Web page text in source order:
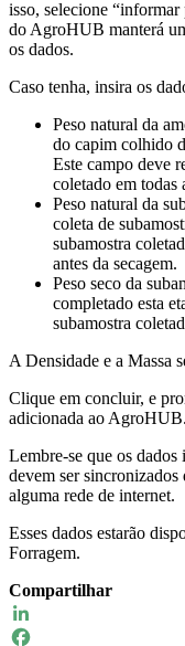
isso, selecione “informar
do AgroHUB manterá
os dados.
Caso tenha, insira os
Peso natural da
do capim colhido
Este campo deve
coletado em todas
Peso natural da
coleta de
subamostra
antes da secagem.
Peso seco da
completado esta
subamostra
A Densidade e a Massa
Clique em concluir, e
adicionada ao AgroHUB.
Lembre-se que os
devem ser
alguma rede de internet.
Esses dados estarão
Forragem.
Compartilhar
LinkedIn